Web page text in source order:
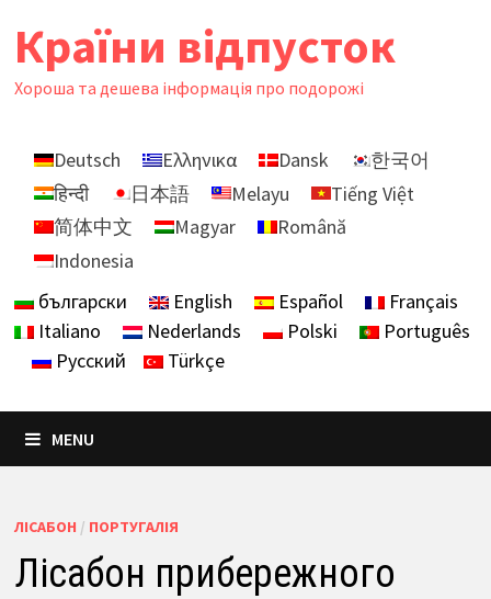
content
Країни відпусток
Хороша та дешева інформація про подорожі
Deutsch Ελληνικα Dansk
한국어
हिन्दी
日本語 Melayu
Tiếng Việt
简体中文
Magyar
Română
Indonesia
български
English Español
Français
Italiano
Nederlands Polski
Português
Русский
Türkçe
MENU
ЛІСАБОН / ПОРТУГАЛІЯ
Лісабон прибережного